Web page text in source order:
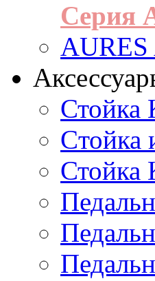
Серия
AURES
Стойка
Стойка